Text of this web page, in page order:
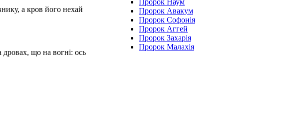
а кров його нехай
дровах, що на вогні: ось
Пророк Наум
Пророк Авакум
Пророк Софонія
Пророк Аггей
Пророк Захарія
Пророк Малахія